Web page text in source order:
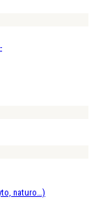
naturo…)